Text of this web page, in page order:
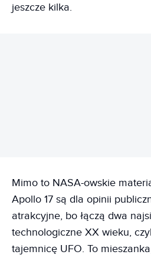
jeszcze kilka.
Mimo to NASA-owskie
Apollo 17 są dla opinii
atrakcyjne, bo łączą dwa
technologiczne XX wieku,
tajemnicę UFO. To